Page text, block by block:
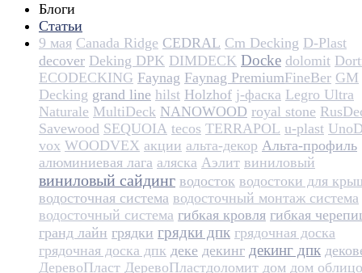
Блоги
Статьи
9 мая Canada Ridge CEDRAL Cm Decking D-Plast
decover Deking DPK DIMDECK Docke dolomit
ECODECKING Faynag Faynag Premium​​​​​​​​​​FineBer GM
Decking grand line hilst Holzhof j-фаска Legro Ultra
Naturale MultiDeck NANOWOOD royal stone
Savewood SEQUOIA tecos TERRAPOL u-plast
vox WOODVEX акции альта-декор Альта-профиль
алюминиевая лага аляска Аэлит виниловый
виниловый сайдинг водосток водостоки для
водосточная система водосточный монтаж система
водосточный система гибкая кровля гибкая
гранд лайн грядки грядки дпк грядочная доска
грядочная доска дпк деке декинг декинг дпк
ДеревоПласт ДеревоПласт​доломит дом дом